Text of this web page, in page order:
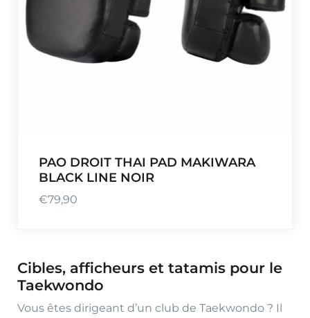
PAO DROIT THAI PAD MAKIWARA
BLACK LINE NOIR
€79,90
Cibles, afficheurs et tatamis pour le
Taekwondo
Vous êtes dirigeant d’un club de Taekwondo ? Il